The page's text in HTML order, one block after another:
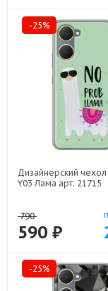
-25%
Дизайнерский
Y03 Лама арт: 21715
790
590 ₽
-25%